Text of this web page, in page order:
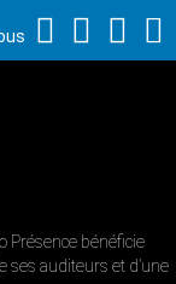
Présence bénéficie
ses auditeurs et d’une